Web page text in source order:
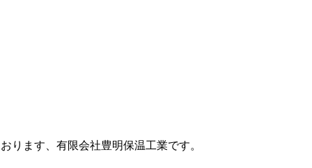
ます、有限会社豊明保温工業です。